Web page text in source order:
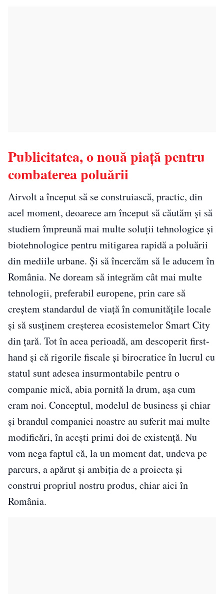
Publicitatea, o nouă piață pentru
combaterea poluării
Airvolt a început să se construiască, practic, din
acel moment, deoarece am început să căutăm și să
studiem împreună mai multe soluții tehnologice și
biotehnologice pentru mitigarea rapidă a poluării
din mediile urbane. Și să încercăm să le aducem în
România. Ne doream să integrăm cât mai multe
tehnologii, preferabil europene, prin care să
creștem standardul de viață în comunitățile locale
și să susținem creșterea ecosistemelor Smart City
din țară. Tot în acea perioadă, am descoperit first-
hand și că rigorile fiscale și birocratice în lucrul cu
statul sunt adesea insurmontabile pentru o
companie mică, abia pornită la drum, așa cum
eram noi. Conceptul, modelul de business și chiar
și brandul companiei noastre au suferit mai multe
modificări, în acești primi doi de existență. Nu
vom nega faptul că, la un moment dat, undeva pe
parcurs, a apărut și ambiția de a proiecta și
construi propriul nostru produs, chiar aici în
România.